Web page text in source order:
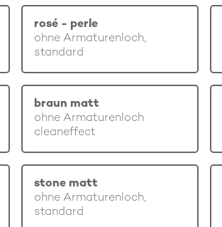
rosé - perle
ohne Armaturenloch,
standard
braun matt
ohne Armaturenloch
cleaneffect
stone matt
ohne Armaturenloch,
standard